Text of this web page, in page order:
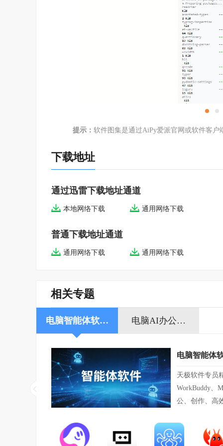
提示： 软件图集是通过AiPy爱派官网或软件客
下载地址
通过迅雷下载地址通道
本地网络下载 通用网络下载
普通下载地址通道
通用网络下载 通用网络下载
相关专题
电脑智能体软… 电脑AI办公…
电脑智能体
天极软件专员
WorkBuddy、
公、创作、高